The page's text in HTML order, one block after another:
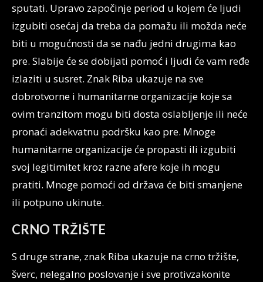
sputati. Upravo započinje period u kojem će ljudi
izgubiti osećaj da treba da pomažu ili možda neće
biti u mogućnosti da se nađu jedni drugima kao
pre. Slabije će se dobijati pomoć i ljudi će vam ređe
izlaziti u susret. Znak Riba ukazuje na sve
dobrotvorne i humanitarne organizacije koje sa
ovim tranzitom mogu biti dosta oslabljenje ili neće
pronaći adekvatnu podršku kao pre. Mnoge
humanitarne organizacije će propasti ili izgubiti
svoj legitimitet kroz razne afere koje ih mogu
pratiti. Mnoge pomoći od država će biti smanjene
ili potpuno ukinute.
CRNO TRŽIŠTE
S druge strane, znak Riba ukazuje na crno tržište,
šverc, nelegalno poslovanje i sve protivzakonite